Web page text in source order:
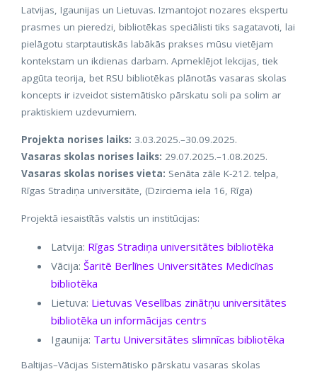
Latvijas, Igaunijas un Lietuvas. Izmantojot nozares ekspertu
prasmes un pieredzi, bibliotēkas speciālisti tiks sagatavoti, lai
pielāgotu starptautiskās labākās prakses mūsu vietējam
kontekstam un ikdienas darbam. Apmeklējot lekcijas, tiek
apgūta teorija, bet RSU bibliotēkas plānotās vasaras skolas
koncepts ir izveidot sistemātisko pārskatu soli pa solim ar
praktiskiem uzdevumiem.
Projekta norises laiks: 3.03.2025.–30.09.2025.
Vasaras skolas norises laiks: 29.07.2025.–1.08.2025.
Vasaras skolas norises vieta: Senāta zāle K-212. telpa,
Rīgas Stradiņa universitāte, (Dzirciema iela 16, Rīga)
Projektā iesaistītās valstis un institūcijas:
Latvija: Rīgas Stradiņa universitātes bibliotēka
Vācija: Šaritē Berlīnes Universitātes Medicīnas
bibliotēka
Lietuva: Lietuvas Veselības zinātņu universitātes
bibliotēka un informācijas centrs
Igaunija: Tartu Universitātes slimnīcas bibliotēka
Baltijas–Vācijas Sistemātisko pārskatu vasaras skolas